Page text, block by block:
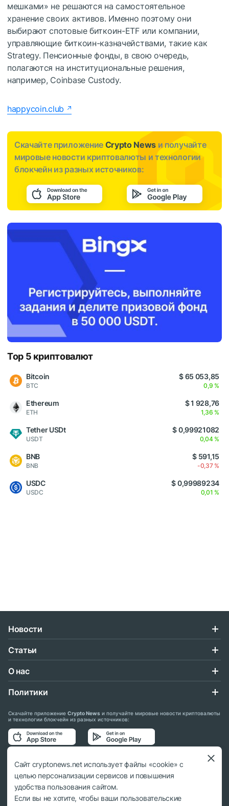
мешками» не решаются на самостоятельное
хранение своих активов. Именно поэтому они
выбирают спотовые биткоин-ETF или компании,
управляющие биткоин-казначействами, такие как
Strategy. Пенсионные фонды, в свою очередь,
полагаются на институциональные решения,
например, Coinbase Custody.
happycoin.club
Скачайте приложение Crypto News и получайте
мировые новости криптовалюты и технологии
блокчейн из разных источников:
Top 5 криптовалют
Bitcoin
BTC
$ 65 053,85
0,9 %
Ethereum
ETH
$ 1 928,76
1,36 %
Tether USDt
USDT
$ 0,99921082
0,04 %
BNB
BNB
$ 591,15
-0,37 %
USDC
USDC
$ 0,99989234
0,01 %
Новости
Статьи
О нас
Политики
Скачайте приложение Crypto News и получайте мировые новости криптовалюты
и технологии блокчейн из разных источников:
Подписывайтесь на нас в социальных сетях:
Сайт cryptonews.net использует файлы «cookie» с
целью персонализации сервисов и повышения
удобства пользования сайтом.
Если вы не хотите, чтобы ваши пользовательские